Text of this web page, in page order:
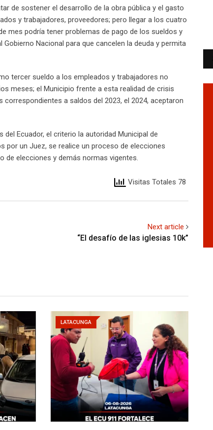
de sostener el desarrollo de la obra pública y el gasto
y trabajadores, proveedores; pero llegar a los cuatro
mes podría tener problemas de pago de los sueldos y
Nacional para que cancelen la deuda y permita
tercer sueldo a los empleados y trabajadores no
meses; el Municipio frente a esta realidad de crisis
a saldos del 2023, el 2024, aceptaron
Ecuador, el criterio la autoridad Municipal de
por un Juez, se realice un proceso de elecciones
de elecciones y demás normas vigentes.
Visitas Totales 78
Next article
“El desafío de las iglesias 10k”
LATACUNGA